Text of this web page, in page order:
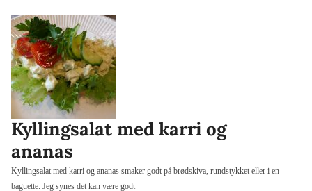
Kyllingsalat med karri og
ananas
Kyllingsalat med karri og ananas smaker godt på brødskiva, rundstykket eller i en
baguette. Jeg synes det kan være godt